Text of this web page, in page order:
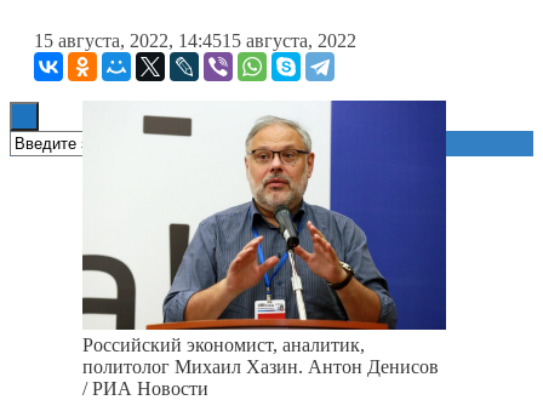
Книги
15 августа, 2022, 14:4515 августа, 2022
Российский экономист, аналитик,
политолог Михаил Хазин. Антон Денисов
/ РИА Новости